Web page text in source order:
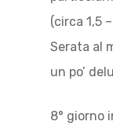
(circa 1,5
Serata al
un po’
8° giorno